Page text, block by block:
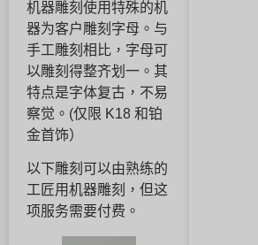
机器雕刻使用特殊的机
器为客户雕刻字母。与
手工雕刻相比，字母可
以雕刻得整齐划一。其
特点是字体复古，不易
察觉。(仅限 K18 和铂
金首饰）
以下雕刻可以由熟练的
工匠用机器雕刻，但这
项服务需要付费。